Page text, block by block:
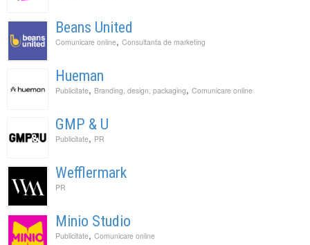
Beans United
Comunicare online, Consultanta de marketing
Hueman
Publicitate, Branding, design, packaging, Comunicare online
GMP & U
Publicitate, PR
Wefflermark
PR
Minio Studio
Publicitate, Comunicare online